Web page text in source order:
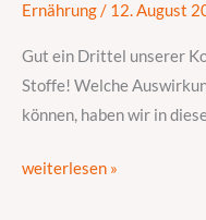
Ernährung/ 12. August
Gut ein Drittel unserer
Stoffe! Welche
können, haben wir in
in
Kosmetika…
weiterlesen »